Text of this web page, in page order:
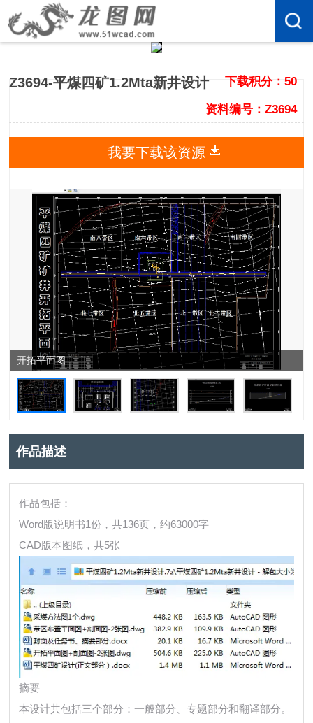
Z3694-平煤四矿1.2Mta新井设计 下载积分：50
资料编号：Z3694
我要下载该资源
开拓平面图
作品描述
作品包括：
Word版说明书1份，共136页，约63000字
CAD版本图纸，共5张
摘要
本设计共包括三个部分：一般部分、专题部分和翻译部分。